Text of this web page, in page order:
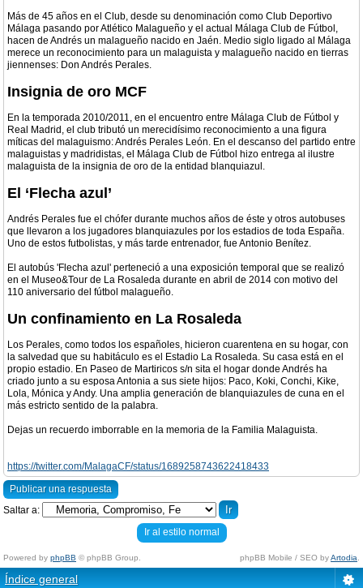
Más de 45 años en el Club, desde su denominación como Club Deportivo
Málaga pasando por Atlético Malagueño y el actual Málaga Club de Fútbol,
hacen de Andrés un malagueño nacido en Jaén. Medio siglo ligado al Málaga
merece un reconocimiento para un malaguista y malagueño nacido en tierras
jiennenses: Don Andrés Perales.
Insignia de oro MCF
En la temporada 2010/2011, en el encuentro entre Málaga Club de Fútbol y
Real Madrid, el club tributó un merecidísimo reconocimiento a una figura
míticas del malaguismo: Andrés Perales León. En el descanso del partido entre
malaguistas y madridistas, el Málaga Club de Fútbol hizo entrega al ilustre
malaguista de la insignia de oro de la entidad blanquiazul.
El ‘Flecha azul’
Andrés Perales fue el chófer durante muchos años de éste y otros autobuses
que llevaron a los jugadores blanquiazules por los estadios de toda España.
Uno de estos futbolistas, y más tarde entrenador, fue Antonio Benítez.
El autobús 'Flecha azul' perteneció a una exposición temporal que se realizó
en el Museo&Tour de La Rosaleda durante en abril de 2014 con motivo del
110 aniversario del fútbol malagueño.
Un confinamiento en La Rosaleda
Los Perales, como todos los españoles, hicieron cuarentena en su hogar, con
la salvedad que su habitáculo es el Estadio La Rosaleda. Su casa está en el
propio estadio. En Paseo de Martiricos s/n sita el hogar donde Andrés ha
criado junto a su esposa Antonia a sus siete hijos: Paco, Koki, Conchi, Kike,
Lola, Mónica y Andy. Una amplia generación de blanquiazules de cuna en el
más estricto sentido de la palabra.
Dejas un recuerdo imborrable en la memoria de la Familia Malaguista.
https://twitter.com/MalagaCF/status/1689258743622418433
Publicar una respuesta
Saltar a:
Ir al estilo normal
Powered by phpBB © phpBB Group. phpBB Mobile / SEO byArtodia
Índice general